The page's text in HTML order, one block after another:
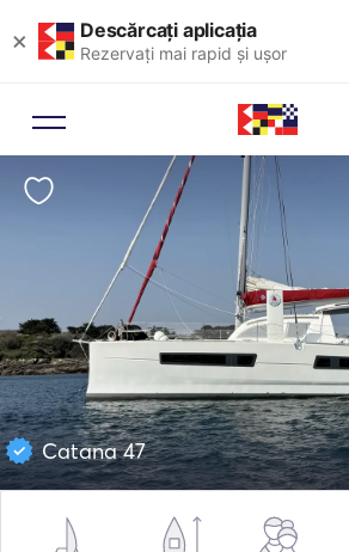
× Descărcați aplicația
Rezervați mai rapid și ușor
Catana 47